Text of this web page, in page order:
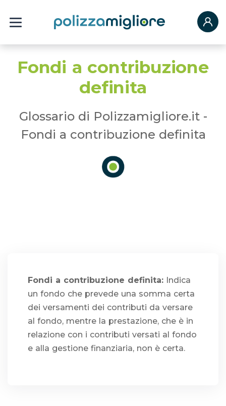
Fondi a contribuzione
definita
Glossario di Polizzamigliore.it -
Fondi a contribuzione definita
Fondi a contribuzione definita: Indica
un fondo che prevede una somma certa
dei versamenti dei contributi da versare
al fondo, mentre la prestazione, che è in
relazione con i contributi versati al fondo
e alla gestione finanziaria, non è certa.